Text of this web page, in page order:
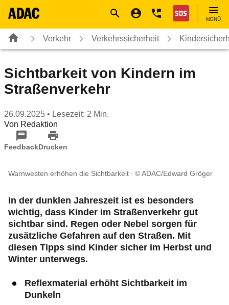
Nothilfe
MENÜ
Verkehr Verkehrssicherheit
Sichtbarkeit von Kindern im
Straßenverkehr
26.09.2025 • Lesezeit: 2 Min.
Von Redaktion
FeedbackDrucken
Warnwesten erhöhen die Sichtbarkeit © ADAC/Edward Gröger
In der dunklen Jahreszeit ist es besonders
wichtig, dass Kinder im Straßenverkehr gut
sichtbar sind. Regen oder Nebel sorgen für
zusätzliche Gefahren auf den Straßen. Mit
diesen Tipps sind Kinder sicher im Herbst und
Winter unterwegs.
Reflexmaterial erhöht Sichtbarkeit im
Dunkeln